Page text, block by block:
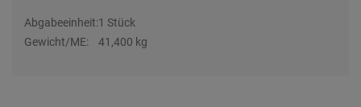
Abgabeeinheit:1 Stück
Gewicht/ME:
41,400 kg